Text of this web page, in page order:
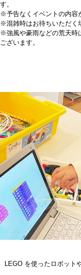
す。
※予告なくイベントの内容
※混雑時はお待ちいただく
※強風や豪雨などの荒天時
ございます。
LEGO を使ったロボット